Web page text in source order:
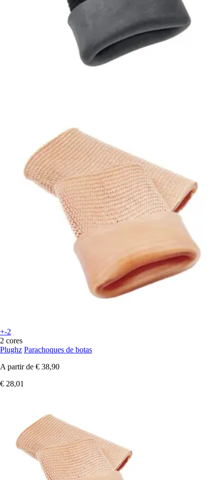
+-2
2 cores
Plughz Parachoques de botas
A partir de € 38,90
€ 28,01